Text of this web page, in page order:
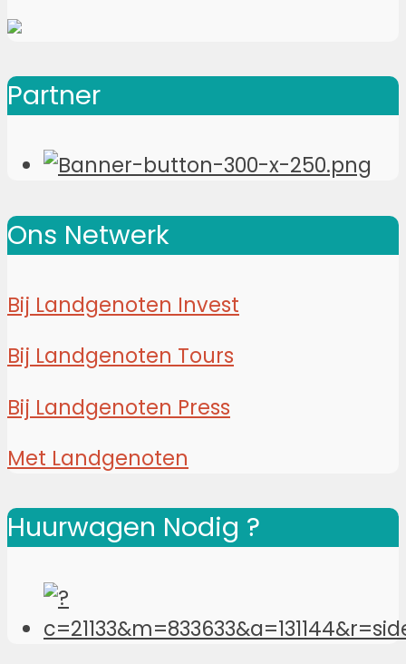
Partner
Ons Netwerk
Bij Landgenoten Invest
Bij Landgenoten Tours
Bij Landgenoten Press
Met Landgenoten
Huurwagen Nodig ?